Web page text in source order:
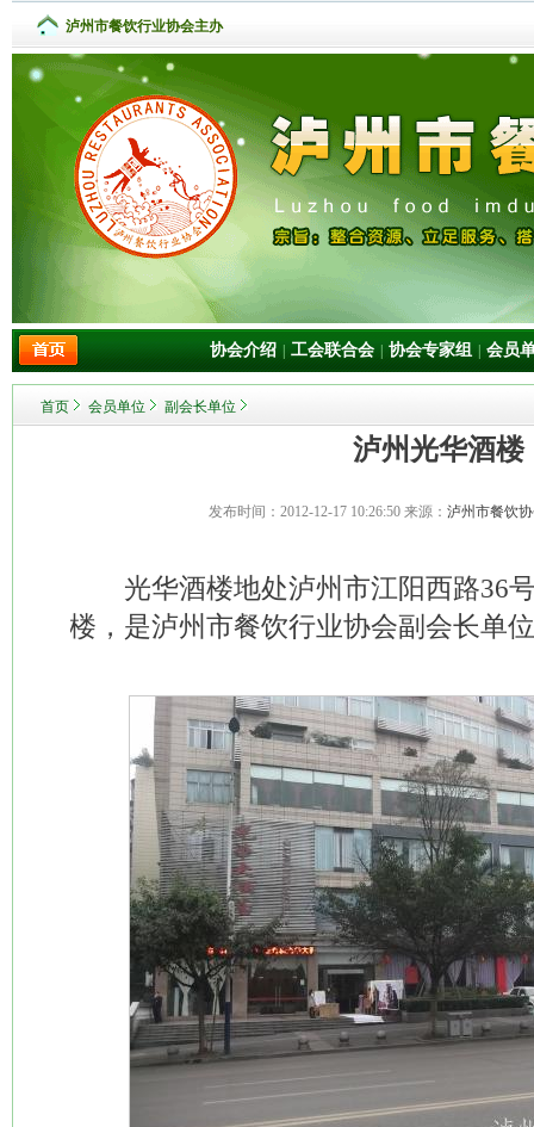
泸州市餐饮行业协会主办
协会介绍 工会联合会 协会专家组 会员
首页 会员单位 副会长单位
泸州光华酒楼
发布时间：2012-12-17 10:26:50 来源：泸州市餐饮
光华酒楼地处泸州市江阳西路36
楼，是泸州市餐饮行业协会副会长单